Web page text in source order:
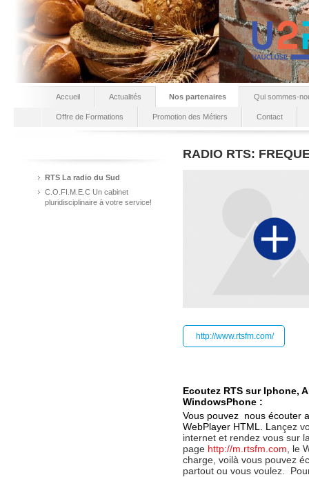
Accueil Actualités Nos partenaires Qui sommes-
Offre de Formations Promotion des Métiers Contact
RTS La radio du Sud
C.O.FI.M.E.C Un cabinet
pluridisciplinaire à votre service!
RADIO RTS:
http://www.rtsfm.com/
Ecoutez RTS sur Iphone,
WindowsPhone :
Vous pouvez nous écouter
WebPlayer HTML. Lançez
internet et rendez vous sur
page http://m.rtsfm.com, le
charge, voilà vous pouvez
partout ou vous voulez.